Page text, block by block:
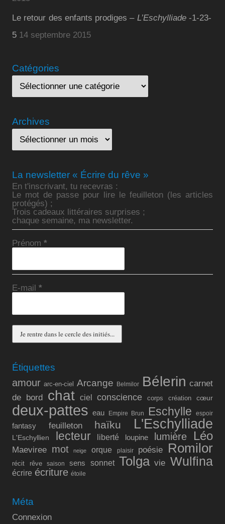
Le retour des enfants prodiges – L’Eschylliade-1-23-
5 14 septembre 2015
Catégories
Archives
La newsletter « Écrire du rêve »
En t'inscrivant, tu recevras :
Le mot de passe pour lire le feuilleton (les articles
protégés) ;
Trois cadeaux littéraires surprises ;
chaque semaine, ma newsletter.
Prénom*
E-mail*
Étiquettes
amour arc-en-ciel Arcange Belmilor Bélerin carnet
de bord chat ciel conscience corps création cœur
deux-pattes eau Empire Brun Eschylle espoir
fantasy feuilleton haïku L'Eschylliade
L'Eschyllien lecteur liberté loupine lumière Léo
Maeviree mot neige orque plaisir poésie Romilor
récit rêve saison sens sonnet Tolga vie Wulfina
écrire écriture étoile
Méta
Connexion